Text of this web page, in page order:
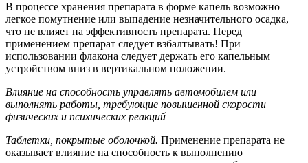
В процессе хранения препарата в форме капель возможно
легкое помутнение или выпадение незначительного осадка,
что не влияет на эффективность препарата. Перед
применением препарат следует взбалтывать! При
использовании флакона следует держать его капельным
устройством вниз в вертикальном положении.
Влияние на способность управлять автомобилем или
выполнять работы, требующие повышенной скорости
физических и психических реакций
Таблетки, покрытые оболочкой. Применение препарата не
оказывает влияние на способность к выполнению